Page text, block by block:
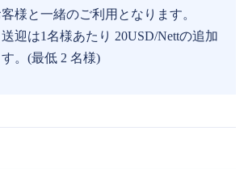
様と一緒のご利用となります。
迎は1名様あたり 20USD/Nettの追加
。(最低 2 名様)